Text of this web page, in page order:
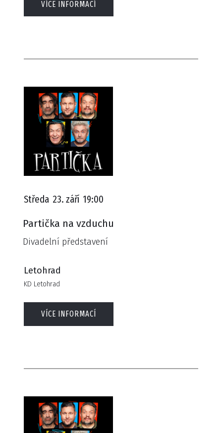
VÍCE INFORMACÍ
Středa 23. září 19:00
Partička na vzduchu
Divadelní představení
Letohrad
KD Letohrad
VÍCE INFORMACÍ